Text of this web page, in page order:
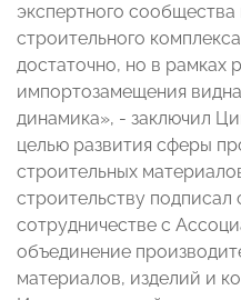
экспертного
строительного
достаточно, но в рамках
импортозамещения
динамика», - заключил
целью развития сферы
строительных
строительству подписал
сотрудничестве с
объединение
материалов, изделий и